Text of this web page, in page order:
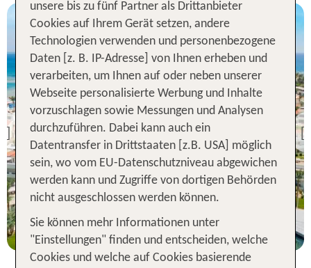
Previous
Rotes Meer
Pickalbatros Dana Beach
Resort
95 % Weiterempfehlung
7 Nächte, AI, DZ
statt
p.P. ab 529 €
unsere bis zu fünf Partner als Drittanbieter
Cookies auf Ihrem Gerät setzen, andere
Technologien verwenden und personenbezogene
Daten [z. B. IP-Adresse] von Ihnen erheben und
verarbeiten, um Ihnen auf oder neben unserer
Webseite personalisierte Werbung und Inhalte
vorzuschlagen sowie Messungen und Analysen
durchzuführen. Dabei kann auch ein
Datentransfer in Drittstaaten [z.B. USA] möglich
sein, wo vom EU-Datenschutzniveau abgewichen
werden kann und Zugriffe von dortigen Behörden
nicht ausgeschlossen werden können.
Sie können mehr Informationen unter
"Einstellungen" finden und entscheiden, welche
Cookies und welche auf Cookies basierende